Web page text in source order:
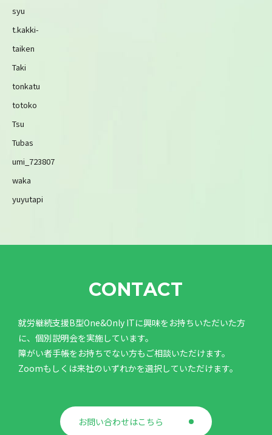
syu
t.kakki-
taiken
Taki
tonkatu
totoko
Tsu
Tubas
umi_723807
waka
yuyutapi
CONTACT
就労継続支援B型One&Only ITに興味をお持ちいただいた方
に、個別説明会を実施しています。
障がい者手帳をお持ちでない方もご相談いただけます。
Zoomもしくは来社のいずれかを選択していただけます。
お問い合わせはこちら